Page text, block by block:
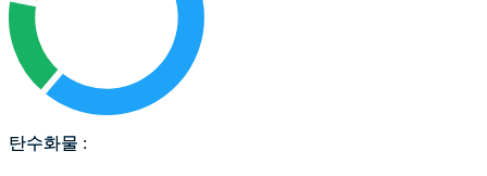
탄수화물
탄수화물 :